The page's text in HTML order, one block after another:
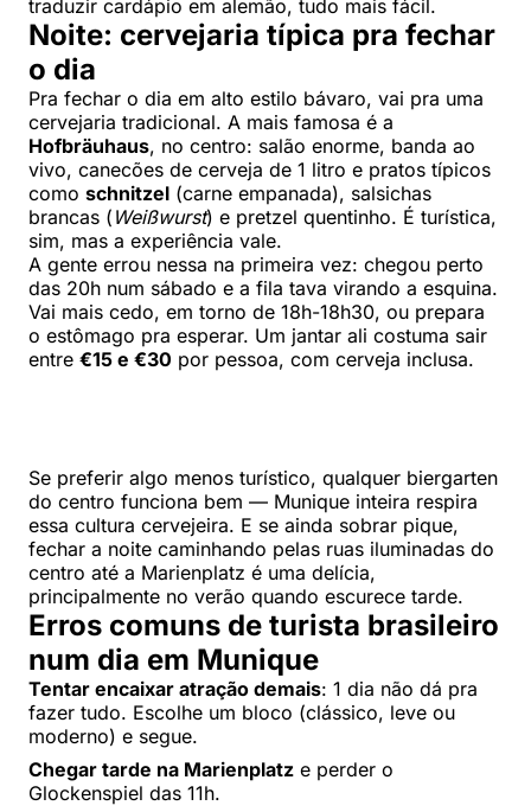
traduzir cardápio em alemão, tudo mais fácil.
Noite: cervejaria típica pra fechar
o dia
Pra fechar o dia em alto estilo bávaro, vai pra uma
cervejaria tradicional. A mais famosa é a
Hofbräuhaus, no centro: salão enorme, banda ao
vivo, canecões de cerveja de 1 litro e pratos típicos
como schnitzel (carne empanada), salsichas
brancas ( Weißwurst) e pretzel quentinho. É turística,
sim, mas a experiência vale.
A gente errou nessa na primeira vez: chegou perto
das 20h num sábado e a fila tava virando a esquina.
Vai mais cedo, em torno de 18h-18h30, ou prepara
o estômago pra esperar. Um jantar ali costuma sair
entre €15 e €30 por pessoa, com cerveja inclusa.
Se preferir algo menos turístico, qualquer biergarten
do centro funciona bem — Munique inteira respira
essa cultura cervejeira. E se ainda sobrar pique,
fechar a noite caminhando pelas ruas iluminadas do
centro até a Marienplatz é uma delícia,
principalmente no verão quando escurece tarde.
Erros comuns de turista brasileiro
num dia em Munique
Tentar encaixar atração demais: 1 dia não dá pra
fazer tudo. Escolhe um bloco (clássico, leve ou
moderno) e segue.
Chegar tarde na Marienplatz e perder o
Glockenspiel das 11h.